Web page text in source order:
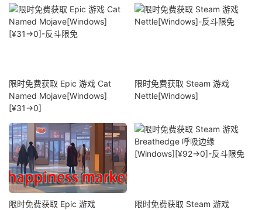
限时免费获取 Epic 游戏 Cat
Named Mojave[Windows]
[¥31→0]
限时免费获取 Steam 游戏
Nettle[Windows]
限时免费获取 Epic 游戏
限时免费获取 Steam 游戏